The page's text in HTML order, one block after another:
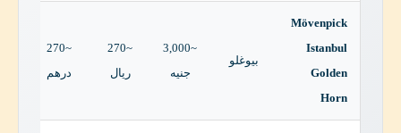
Mövenpick
Istanbul
Golden
Horn
بيوغلو
~3,000
جنيه
~270
ريال
~270
درهم